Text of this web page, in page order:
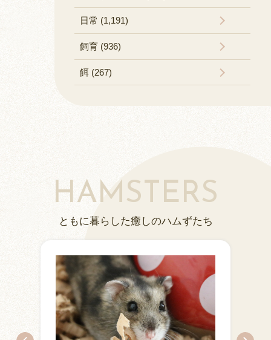
日常 (1,191)
飼育 (936)
餌 (267)
HAMSTERS
ともに暮らした癒しのハムずたち